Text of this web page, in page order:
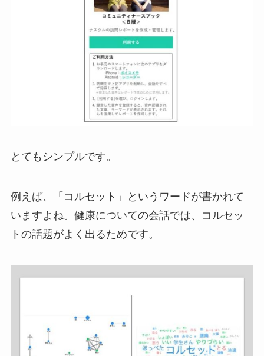
とてもシンプルです。
例えば、「コルセット」というワードが書かれて
いますよね。健康についての会話では、コルセッ
トの話題がよく出るためです。